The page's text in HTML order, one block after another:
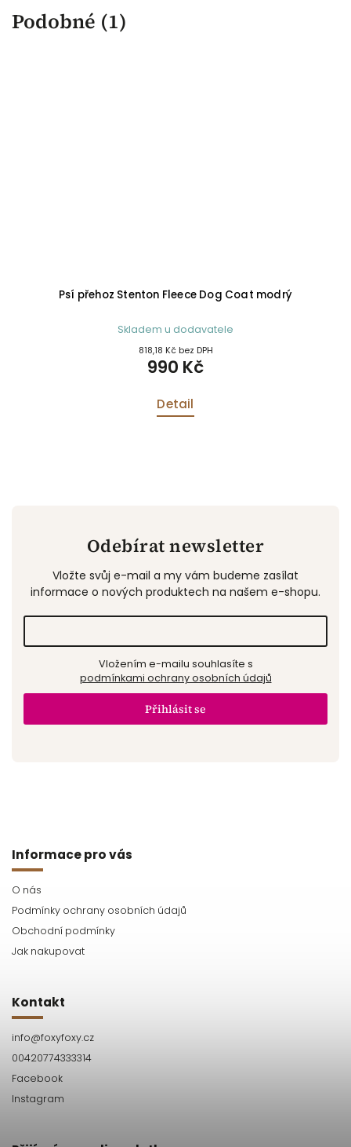
Podobné (1)
Psí přehoz Stenton Fleece Dog Coat modrý
Skladem u dodavatele
818,18 Kč bez DPH
990 Kč
Detail
Odebírat newsletter
Vložte svůj e-mail a my vám budeme zasílat
informace o nových produktech na našem e-shopu.
podmínkami ochrany osobních údajů
Přihlásit se
Informace pro vás
O nás
Podmínky ochrany osobních údajů
Obchodní podmínky
Jak nakupovat
Kontakt
info@foxyfoxy.cz
00420774333314
Facebook
Instagram